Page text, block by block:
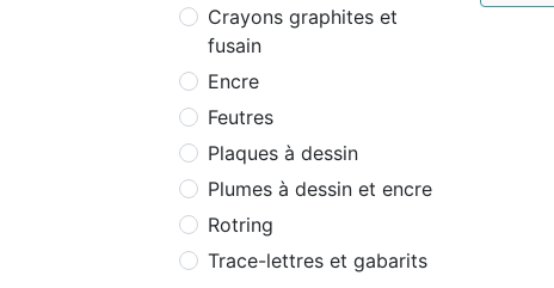
Crayons graphites et
fusain
Encre
Feutres
Plaques à dessin
Plumes à dessin et encre
Rotring
Trace-lettres et gabarits